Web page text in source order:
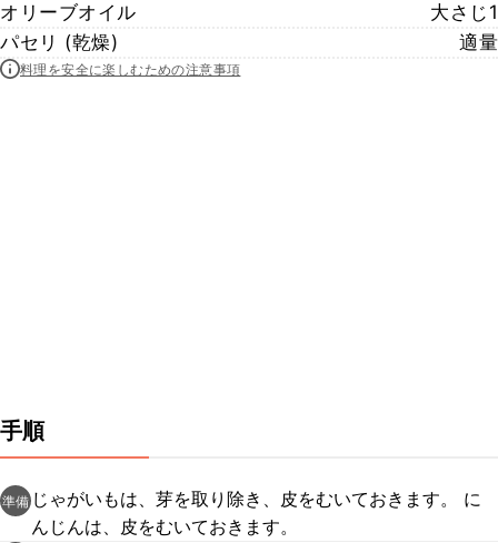
オリーブオイル
大さじ1
パセリ (乾燥)
適量
料理を安全に楽しむための注意事項
手順
準備 じゃがいもは、芽を取り除き、皮をむいておきます。 に
んじんは、皮をむいておきます。